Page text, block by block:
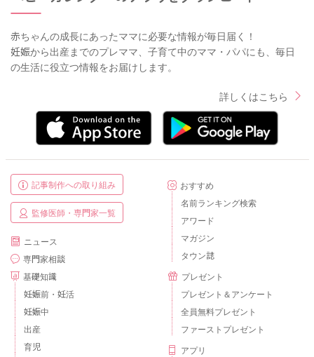
赤ちゃんの成長にあったママに必要な情報が毎日届く！
妊娠から出産までのプレママ、子育て中のママ・パパにも、毎日
の生活に役立つ情報をお届けします。
詳しくはこちら
記事制作への取り組み
監修医師・専門家一覧
ニュース
専門家相談
基礎知識
妊娠前・妊活
妊娠中
出産
育児
おすすめ
名前ランキング検索
アワード
マガジン
タウン誌
プレゼント
プレゼント＆アンケート
全員無料プレゼント
ファーストプレゼント
アプリ